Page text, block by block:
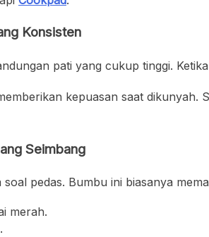
Konsisten
pati yang cukup tinggi.
kepuasan saat dikunyah.
Seimbang
pedas. Bumbu ini biasanya
merah.